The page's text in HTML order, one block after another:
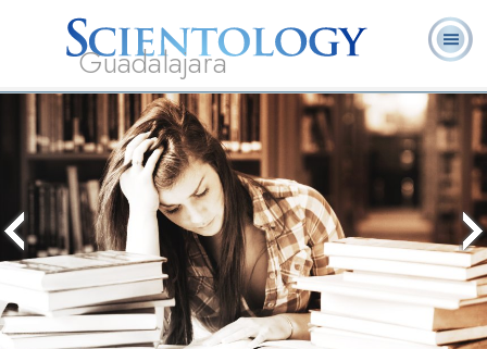
Guadalajara
L. Ronald
¿Qué es
Scientology?
Ministros
Preguntas
Frecuentes
Libros